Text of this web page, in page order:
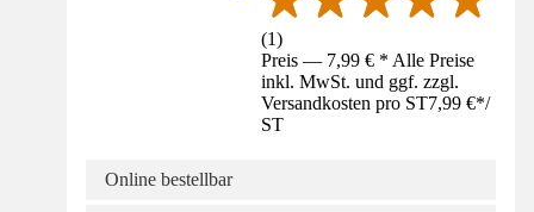
(1)
Preis — 7,99 € * Alle Preise
inkl. MwSt. und ggf. zzgl.
Versandkosten pro ST7,99 €*/
ST
Online bestellbar